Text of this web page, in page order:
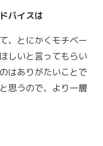
バイスは
、とにかくモチベー
しいと言ってもらい
はありがたいことで
思うので、より一層